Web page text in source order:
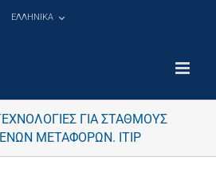
ΕΛΛΗΝΙΚΑ
ΓΙΑ ΣΤΑΘΜΟΥΣ
ΜΕΤΑΦΟΡΩΝ. ΙΤΙP